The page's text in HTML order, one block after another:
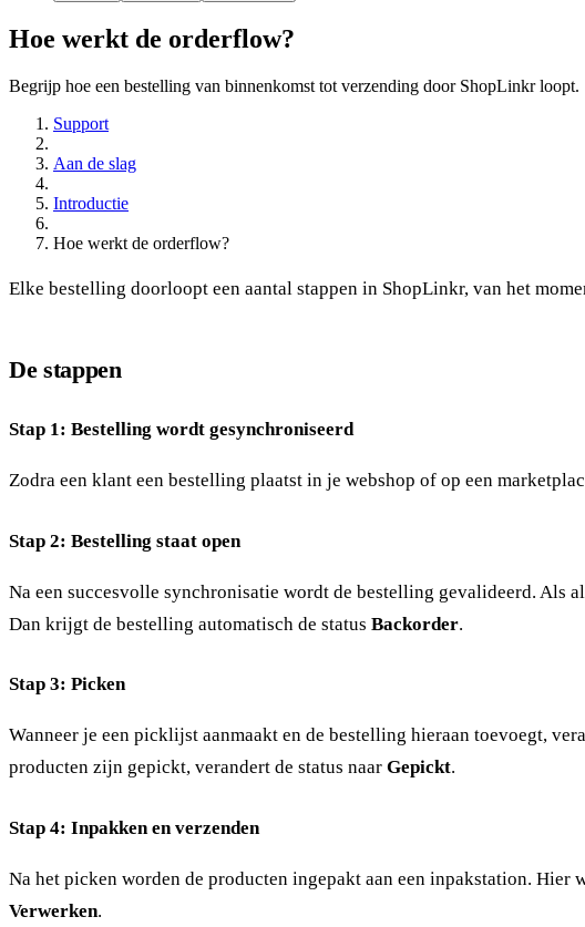
Hoe werkt de orderflow?
Begrijp hoe een bestelling van binnenkomst tot verzending door ShopLinkr loopt.
Support
Aan de slag
Introductie
Hoe werkt de orderflow?
Elke bestelling doorloopt een aantal stappen in ShopLinkr, van het
De stappen
Stap 1: Bestelling wordt gesynchroniseerd
Zodra een klant een bestelling plaatst in je webshop of op een
Stap 2: Bestelling staat open
Na een succesvolle synchronisatie wordt de bestelling gevalideerd. Als
Dan krijgt de bestelling automatisch de status Backorder.
Stap 3: Picken
Wanneer je een picklijst aanmaakt en de bestelling hieraan toevoegt,
producten zijn gepickt, verandert de status naar Gepickt.
Stap 4: Inpakken en verzenden
Na het picken worden de producten ingepakt aan een inpakstation. Hier
Verwerken.